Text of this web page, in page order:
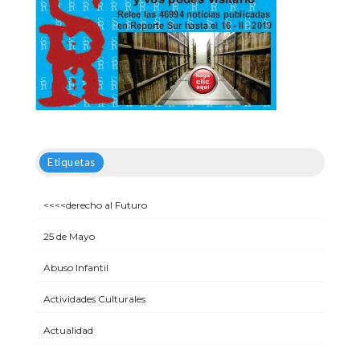
Etiquetas
<<<<derecho al Futuro
25 de Mayo
Abuso Infantil
Actividades Culturales
Actualidad